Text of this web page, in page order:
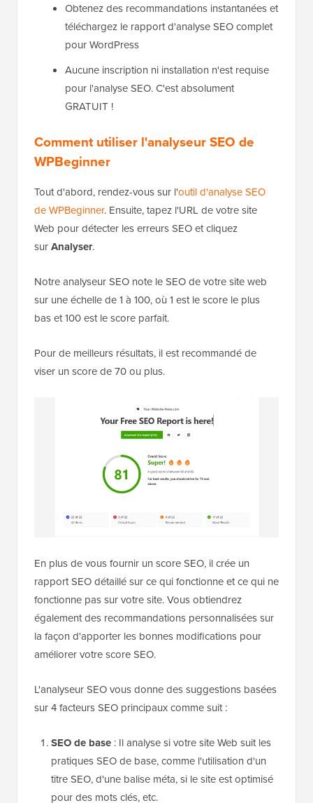
Obtenez des recommandations instantanées et
téléchargez le rapport d'analyse SEO complet
pour WordPress
Aucune inscription ni installation n'est requise
pour l'analyse SEO. C'est absolument
GRATUIT !
Comment utiliser l'analyseur SEO de
WPBeginner
Tout d'abord, rendez-vous sur l'outil d'analyse SEO
de WPBeginner. Ensuite, tapez l'URL de votre site
Web pour détecter les erreurs SEO et cliquez
surAnalyser.
Notre analyseur SEO note le SEO de votre site web
sur une échelle de 1 à 100, où 1 est le score le plus
bas et 100 est le score parfait.
Pour de meilleurs résultats, il est recommandé de
viser un score de 70 ou plus.
En plus de vous fournir un score SEO, il crée un
rapport SEO détaillé sur ce qui fonctionne et ce qui ne
fonctionne pas sur votre site. Vous obtiendrez
également des recommandations personnalisées sur
la façon d'apporter les bonnes modifications pour
améliorer votre score SEO.
L'analyseur SEO vous donne des suggestions basées
sur 4 facteurs SEO principaux comme suit :
SEO de base : Il analyse si votre site Web suit les
pratiques SEO de base, comme l'utilisation d'un
titre SEO, d'une balise méta, si le site est optimisé
pour des mots clés, etc.